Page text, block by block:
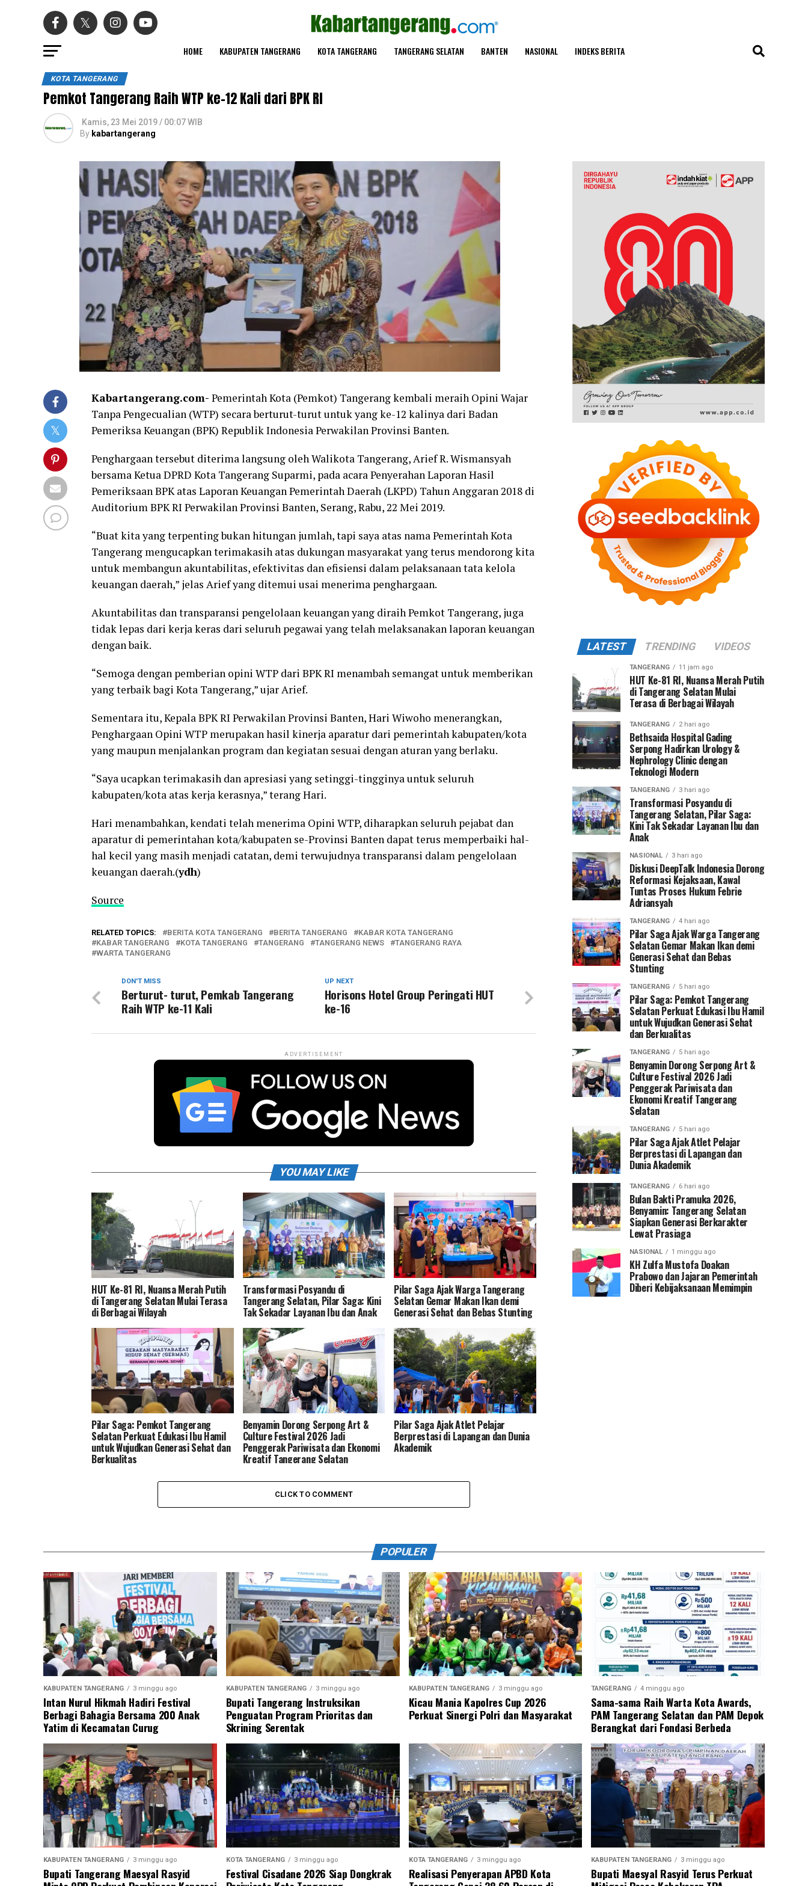
HOME KABUPATEN TANGERANG KOTA TANGERANG TANGERANG SELATAN BANTEN NASIONAL INDEKS BERITA
KOTA TANGERANG
Pemkot Tangerang Raih WTP ke-12 Kali dari BPK RI
Kamis, 23 Mei 2019 / 00:07 WIB
By kabartangerang
Kabartangerang.com- Pemerintah Kota (Pemkot) Tangerang kembali meraih Opini Wajar
Tanpa Pengecualian (WTP) secara berturut-turut untuk yang ke-12 kalinya dari Badan
Pemeriksa Keuangan (BPK) Republik Indonesia Perwakilan Provinsi Banten.
Penghargaan tersebut diterima langsung oleh Walikota Tangerang, Arief R. Wismansyah
bersama Ketua DPRD Kota Tangerang Suparmi, pada acara Penyerahan Laporan Hasil
Pemeriksaan BPK atas Laporan Keuangan Pemerintah Daerah (LKPD) Tahun Anggaran 2018 di
Auditorium BPK RI Perwakilan Provinsi Banten, Serang, Rabu, 22 Mei 2019.
“Buat kita yang terpenting bukan hitungan jumlah, tapi saya atas nama Pemerintah Kota
Tangerang mengucapkan terimakasih atas dukungan masyarakat yang terus mendorong kita
untuk membangun akuntabilitas, efektivitas dan efisiensi dalam pelaksanaan tata kelola
keuangan daerah,” jelas Arief yang ditemui usai menerima penghargaan.
Akuntabilitas dan transparansi pengelolaan keuangan yang diraih Pemkot Tangerang, juga
tidak lepas dari kerja keras dari seluruh pegawai yang telah melaksanakan laporan keuangan
dengan baik.
“Semoga dengan pemberian opini WTP dari BPK RI menambah semangat untuk memberikan
yang terbaik bagi Kota Tangerang,” ujar Arief.
Sementara itu, Kepala BPK RI Perwakilan Provinsi Banten, Hari Wiwoho menerangkan,
Penghargaan Opini WTP merupakan hasil kinerja aparatur dari pemerintah kabupaten/kota
yang maupun menjalankan program dan kegiatan sesuai dengan aturan yang berlaku.
“Saya ucapkan terimakasih dan apresiasi yang setinggi-tingginya untuk seluruh
kabupaten/kota atas kerja kerasnya,” terang Hari.
Hari menambahkan, kendati telah menerima Opini WTP, diharapkan seluruh pejabat dan
aparatur di pemerintahan kota/kabupaten se-Provinsi Banten dapat terus memperbaiki hal-
hal kecil yang masih menjadi catatan, demi terwujudnya transparansi dalam pengelolaan
keuangan daerah.(ydh)
Source
RELATED TOPICS: BERITA KOTA TANGERANG BERITA TANGERANG
KABAR KOTA TANGERANG
KABAR TANGERANG
KOTA TANGERANG TANGERANG TANGERANG NEWS
TANGERANG RAYA
WARTA TANGERANG
UP NEXT
Horisons Hotel Group Peringati HUT
ke-16
DON'T MISS
Berturut- turut, Pemkab Tangerang
Raih WTP ke-11 Kali
ADVERTISEMENT
YOU MAY LIKE
HUT Ke-81 RI, Nuansa Merah Putih
di Tangerang Selatan Mulai Terasa
di Berbagai Wilayah
Transformasi Posyandu di
Tangerang Selatan, Pilar Saga: Kini
Tak Sekadar Layanan Ibu dan Anak
Pilar Saga Ajak Warga Tangerang
Selatan Gemar Makan Ikan demi
Generasi Sehat dan Bebas Stunting
Pilar Saga: Pemkot Tangerang
Selatan Perkuat Edukasi Ibu Hamil
untuk Wujudkan Generasi Sehat dan
Berkualitas
Benyamin Dorong Serpong Art &
Culture Festival 2026 Jadi
Penggerak Pariwisata dan Ekonomi
Kreatif Tangerang Selatan
Pilar Saga Ajak Atlet Pelajar
Berprestasi di Lapangan dan Dunia
Akademik
CLICK TO COMMENT
LATEST TRENDING VIDEOS
TANGERANG 11 jam ago
HUT Ke-81 RI, Nuansa Merah Putih
di Tangerang Selatan Mulai
Terasa di Berbagai Wilayah
TANGERANG 2 hari ago
Bethsaida Hospital Gading
Serpong Hadirkan Urology &
Nephrology Clinic dengan
Teknologi Modern
TANGERANG 3 hari ago
Transformasi Posyandu di
Tangerang Selatan, Pilar Saga:
Kini Tak Sekadar Layanan Ibu dan
Anak
NASIONAL 3 hari ago
Diskusi DeepTalk Indonesia Dorong
Reformasi Kejaksaan, Kawal
Tuntas Proses Hukum Febrie
Adriansyah
TANGERANG 4 hari ago
Pilar Saga Ajak Warga Tangerang
Selatan Gemar Makan Ikan demi
Generasi Sehat dan Bebas
Stunting
TANGERANG 5 hari ago
Pilar Saga: Pemkot Tangerang
Selatan Perkuat Edukasi Ibu Hamil
untuk Wujudkan Generasi Sehat
dan Berkualitas
TANGERANG 5 hari ago
Benyamin Dorong Serpong Art &
Culture Festival 2026 Jadi
Penggerak Pariwisata dan
Ekonomi Kreatif Tangerang
Selatan
TANGERANG 5 hari ago
Pilar Saga Ajak Atlet Pelajar
Berprestasi di Lapangan dan
Dunia Akademik
TANGERANG 6 hari ago
Bulan Bakti Pramuka 2026,
Benyamin: Tangerang Selatan
Siapkan Generasi Berkarakter
Lewat Prasiaga
NASIONAL 1 minggu ago
KH Zulfa Mustofa Doakan
Prabowo dan Jajaran Pemerintah
Diberi Kebijaksanaan Memimpin
POPULER
KABUPATEN TANGERANG 3 minggu ago
Intan Nurul Hikmah Hadiri Festival
Berbagi Bahagia Bersama 200 Anak
Yatim di Kecamatan Curug
KABUPATEN TANGERANG 3 minggu ago
Bupati Tangerang Instruksikan
Penguatan Program Prioritas dan
Skrining Serentak
KABUPATEN TANGERANG 3 minggu ago
Kicau Mania Kapolres Cup 2026
Perkuat Sinergi Polri dan Masyarakat
TANGERANG 4 minggu ago
Sama-sama Raih Warta Kota Awards,
PAM Tangerang Selatan dan PAM Depok
Berangkat dari Fondasi Berbeda
KABUPATEN TANGERANG 3 minggu ago
Bupati Tangerang Maesyal Rasyid
KOTA TANGERANG 3 minggu ago
Festival Cisadane 2026 Siap Dongkrak
KOTA TANGERANG 3 minggu ago
Realisasi Penyerapan APBD Kota
KABUPATEN TANGERANG 3 minggu ago
Bupati Maesyal Rasyid Terus Perkuat